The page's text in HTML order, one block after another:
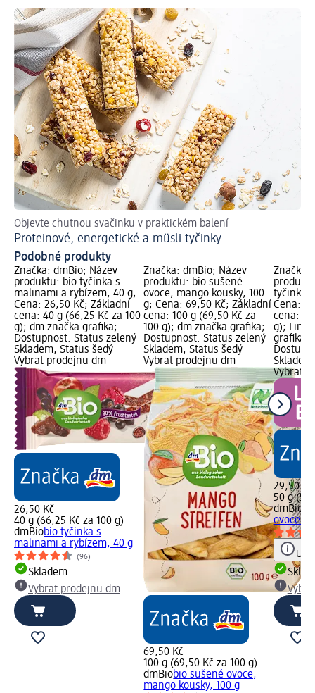
Objevte chutnou svačinku v praktickém balení
Proteinové, energetické a müsli tyčinky
Podobné produkty
Značka: dmBio; Název
produktu: bio tyčinka s
malinami a rybízem, 40 g;
Cena: 26,50 Kč; Základní
cena: 40 g (66,25 Kč za 100
g); dm značka grafika;
Dostupnost: Status zelený
Skladem, Status šedý
Vybrat prodejnu dm
26,50 Kč
40 g (66,25 Kč za 100 g)
dmBiobio tyčinka s
malinami a rybízem, 40 g
(96)
Skladem
Vybrat prodejnu dm
Značka: dmBio; Název
produktu: bio sušené
ovoce, mango kousky, 100
g; Cena: 69,50 Kč; Základní
cena: 100 g (69,50 Kč za
100 g); dm značka grafika;
Dostupnost: Status zelený
Skladem, Status šedý
Vybrat prodejnu dm
69,50 Kč
100 g (69,50 Kč za 100 g)
dmBiobio sušené ovoce,
mango kousky, 100 g
Značka:
tyčinka
Cena:
cena: 50
g);
grafika,
Vybrat
29,50 Kč
50 g
dmBio
ovocem,